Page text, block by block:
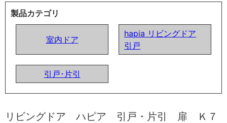
製品カテゴリ
室内ドア
hapia リビングドア
引戸
引戸･片引
リビングドア ハピア 引戸・片引 扉 Ｋ７